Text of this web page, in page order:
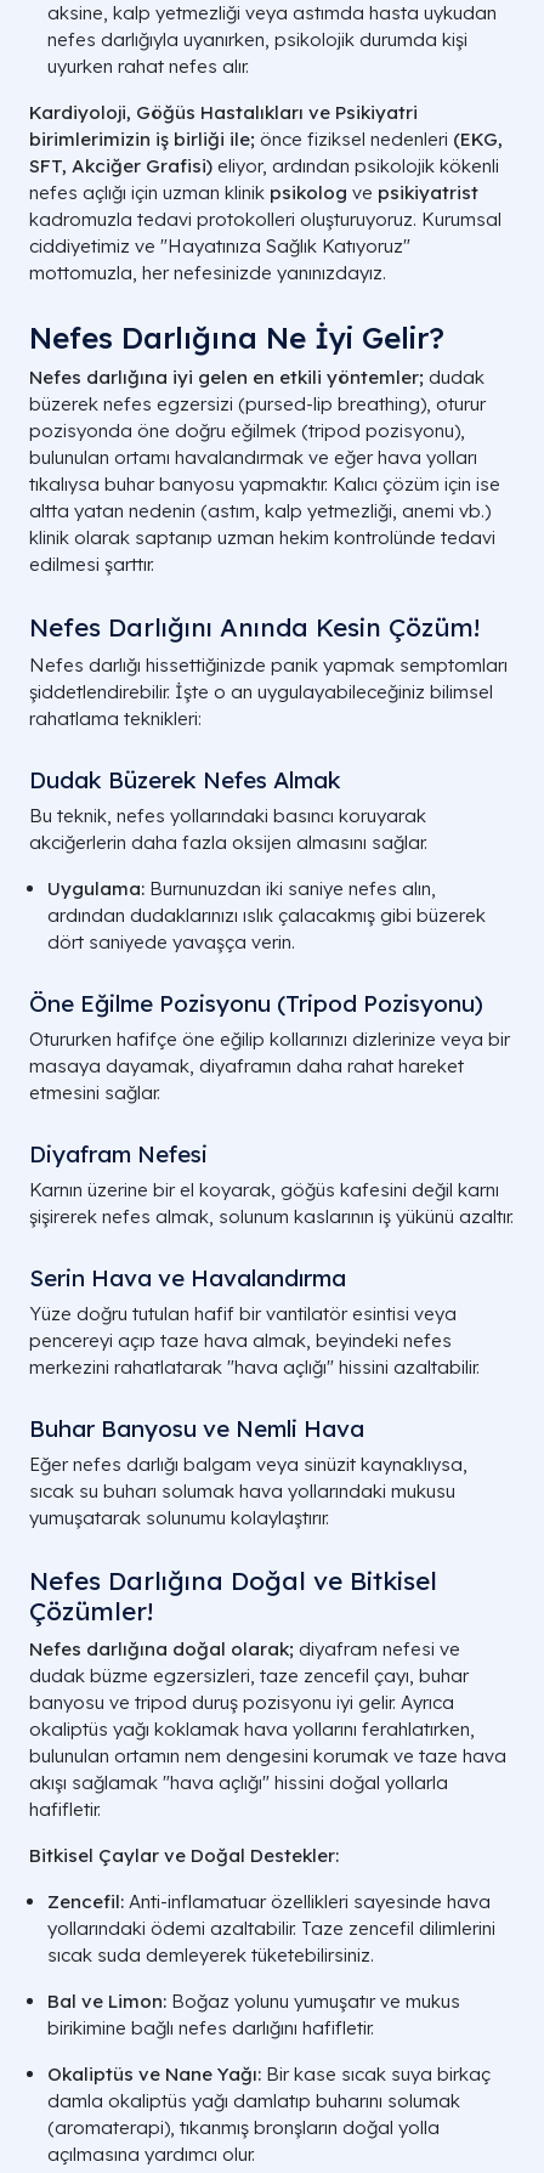
aksine, kalp yetmezliği veya astımda hasta uykudan
nefes darlığıyla uyanırken, psikolojik durumda kişi
uyurken rahat nefes alır.
Kardiyoloji, Göğüs Hastalıkları ve Psikiyatri
birimlerimizin iş birliği ile; önce fiziksel nedenleri (EKG,
SFT, Akciğer Grafisi) eliyor, ardından psikolojik kökenli
nefes açlığı için uzman klinik psikolog ve psikiyatrist
kadromuzla tedavi protokolleri oluşturuyoruz. Kurumsal
ciddiyetimiz ve "Hayatınıza Sağlık Katıyoruz"
mottomuzla, her nefesinizde yanınızdayız.
Nefes Darlığına Ne İyi Gelir?
Nefes darlığına iyi gelen en etkili yöntemler; dudak
büzerek nefes egzersizi (pursed-lip breathing), oturur
pozisyonda öne doğru eğilmek (tripod pozisyonu),
bulunulan ortamı havalandırmak ve eğer hava yolları
tıkalıysa buhar banyosu yapmaktır. Kalıcı çözüm için ise
altta yatan nedenin (astım, kalp yetmezliği, anemi vb.)
klinik olarak saptanıp uzman hekim kontrolünde tedavi
edilmesi şarttır.
Nefes Darlığını Anında Kesin Çözüm​!
Nefes darlığı hissettiğinizde panik yapmak semptomları
şiddetlendirebilir. İşte o an uygulayabileceğiniz bilimsel
rahatlama teknikleri:
Dudak Büzerek Nefes Almak
Bu teknik, nefes yollarındaki basıncı koruyarak
akciğerlerin daha fazla oksijen almasını sağlar.
Uygulama: Burnunuzdan iki saniye nefes alın,
ardından dudaklarınızı ıslık çalacakmış gibi büzerek
dört saniyede yavaşça verin.
Öne Eğilme Pozisyonu (Tripod Pozisyonu)
Otururken hafifçe öne eğilip kollarınızı dizlerinize veya bir
masaya dayamak, diyaframın daha rahat hareket
etmesini sağlar.
Diyafram Nefesi
Karnın üzerine bir el koyarak, göğüs kafesini değil karnı
şişirerek nefes almak, solunum kaslarının iş yükünü azaltır.
Serin Hava ve Havalandırma
Yüze doğru tutulan hafif bir vantilatör esintisi veya
pencereyi açıp taze hava almak, beyindeki nefes
merkezini rahatlatarak "hava açlığı" hissini azaltabilir.
Buhar Banyosu ve Nemli Hava
Eğer nefes darlığı balgam veya sinüzit kaynaklıysa,
sıcak su buharı solumak hava yollarındaki mukusu
yumuşatarak solunumu kolaylaştırır.
Nefes Darlığına Doğal ve Bitkisel
Çözümler!
Nefes darlığına doğal olarak; diyafram nefesi ve
dudak büzme egzersizleri, taze zencefil çayı, buhar
banyosu ve tripod duruş pozisyonu iyi gelir. Ayrıca
okaliptüs yağı koklamak hava yollarını ferahlatırken,
bulunulan ortamın nem dengesini korumak ve taze hava
akışı sağlamak "hava açlığı" hissini doğal yollarla
hafifletir.
Bitkisel Çaylar ve Doğal Destekler:
Zencefil: Anti-inflamatuar özellikleri sayesinde hava
yollarındaki ödemi azaltabilir. Taze zencefil dilimlerini
sıcak suda demleyerek tüketebilirsiniz.
Bal ve Limon: Boğaz yolunu yumuşatır ve mukus
birikimine bağlı nefes darlığını hafifletir.
Okaliptüs ve Nane Yağı: Bir kase sıcak suya birkaç
damla okaliptüs yağı damlatıp buharını solumak
(aromaterapi), tıkanmış bronşların doğal yolla
açılmasına yardımcı olur.